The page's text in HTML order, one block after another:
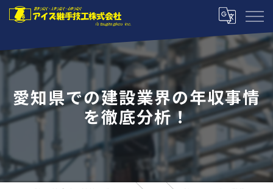
愛知県での建設業界の年収事情
を徹底分析！